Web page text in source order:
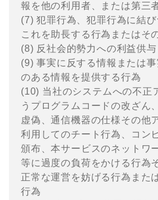
報を他の利⽤者、または第三
(7) 犯罪⾏為、犯罪⾏為に結
これを助⻑する⾏為またはそ
(8) 反社会的勢⼒への利益供与
(9) 事実に反する情報または
のある情報を提供する⾏為
(10) 当社のシステムへの不正
うプログラムコードの改ざん
虚偽、通信機器の仕様その他
利⽤してのチート⾏為、コン
頒布、本サービスのネットワ
等に過度の負荷をかける⾏為
正常な運営を妨げる⾏為また
⾏為